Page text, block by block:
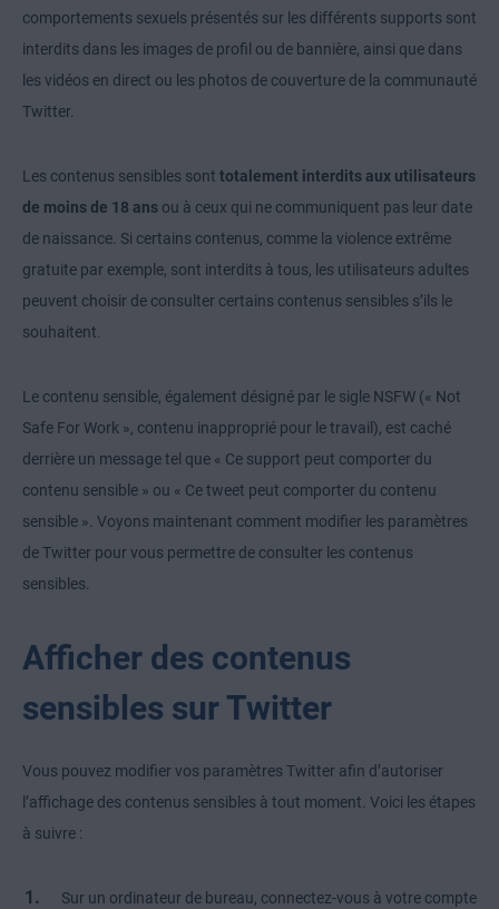
comportements sexuels présentés sur les différents supports sont
interdits dans les images de profil ou de bannière, ainsi que dans
les vidéos en direct ou les photos de couverture de la communauté
Twitter.
Les contenus sensibles sont totalement interdits aux utilisateurs
de moins de 18 ans ou à ceux qui ne communiquent pas leur date
de naissance. Si certains contenus, comme la violence extrême
gratuite par exemple, sont interdits à tous, les utilisateurs adultes
peuvent choisir de consulter certains contenus sensibles s’ils le
souhaitent.
Le contenu sensible, également désigné par le sigle NSFW (« Not
Safe For Work », contenu inapproprié pour le travail), est caché
derrière un message tel que « Ce support peut comporter du
contenu sensible » ou « Ce tweet peut comporter du contenu
sensible ». Voyons maintenant comment modifier les paramètres
de Twitter pour vous permettre de consulter les contenus
sensibles.
Afficher des contenus
sensibles sur Twitter
Vous pouvez modifier vos paramètres Twitter afin d’autoriser
l’affichage des contenus sensibles à tout moment. Voici les étapes
à suivre :
Sur un ordinateur de bureau, connectez-vous à votre compte